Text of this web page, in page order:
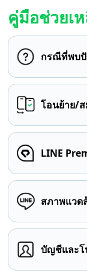
คู่มือช่วยเ
กรณีที่พบ
โอนย้าย/
LINE
สภาพแวด
บัญชีและโ